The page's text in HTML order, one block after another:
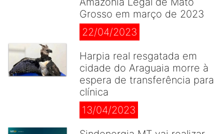
Grosso em março de 2023
22/04/2023
Harpia real resgatada em
cidade do Araguaia morre à
espera de transferência para
clínica
13/04/2023